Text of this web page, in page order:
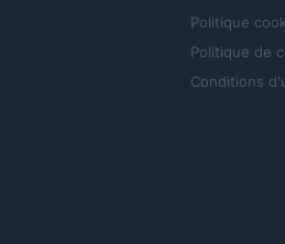
Politique
Politique de
Conditions